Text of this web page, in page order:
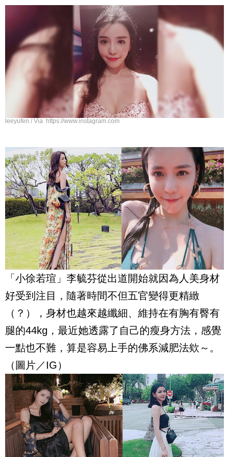
leeyufen / Via https://www.instagram.com
「小徐若瑄」李毓芬從出道開始就因為人美身材
好受到注目，隨著時間不但五官變得更精緻
（？），身材也越來越纖細、維持在有胸有臀有
腿的44kg，最近她透露了自己的瘦身方法，感覺
一點也不難，算是容易上手的佛系減肥法欸～。
（圖片／IG）